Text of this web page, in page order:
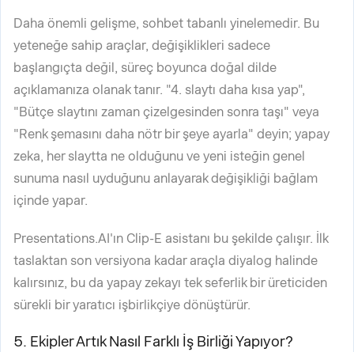
Daha önemli gelişme, sohbet tabanlı yinelemedir. Bu
yeteneğe sahip araçlar, değişiklikleri sadece
başlangıçta değil, süreç boyunca doğal dilde
açıklamanıza olanak tanır. "4. slaytı daha kısa yap",
"Bütçe slaytını zaman çizelgesinden sonra taşı" veya
"Renk şemasını daha nötr bir şeye ayarla" deyin; yapay
zeka, her slaytta ne olduğunu ve yeni isteğin genel
sunuma nasıl uyduğunu anlayarak değişikliği bağlam
içinde yapar.
Presentations.AI'ın Clip-E asistanı bu şekilde çalışır. İlk
taslaktan son versiyona kadar araçla diyalog halinde
kalırsınız, bu da yapay zekayı tek seferlik bir üreticiden
sürekli bir yaratıcı işbirlikçiye dönüştürür.
5. Ekipler Artık Nasıl Farklı İş Birliği Yapıyor?